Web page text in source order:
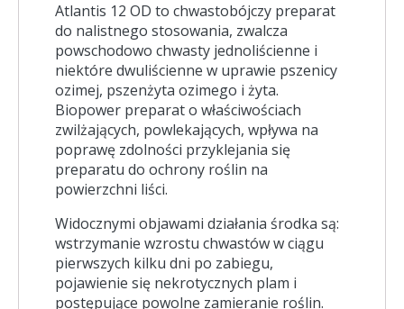
Atlantis 12 OD to chwastobójczy preparat
do nalistnego stosowania, zwalcza
powschodowo chwasty jednoliścienne i
niektóre dwuliścienne w uprawie pszenicy
ozimej, pszenżyta ozimego i żyta.
Biopower preparat o właściwościach
zwilżających, powlekających, wpływa na
poprawę zdolności przyklejania się
preparatu do ochrony roślin na
powierzchni liści.
Widocznymi objawami działania środka są:
wstrzymanie wzrostu chwastów w ciągu
pierwszych kilku dni po zabiegu,
pojawienie się nekrotycznych plam i
postępujące powolne zamieranie roślin.